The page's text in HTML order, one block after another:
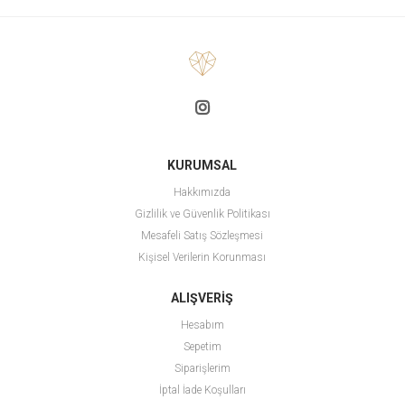
KURUMSAL
Hakkımızda
Gizlilik ve Güvenlik Politikası
Mesafeli Satış Sözleşmesi
Kişisel Verilerin Korunması
ALIŞVERİŞ
Hesabım
Sepetim
Siparişlerim
İptal İade Koşulları